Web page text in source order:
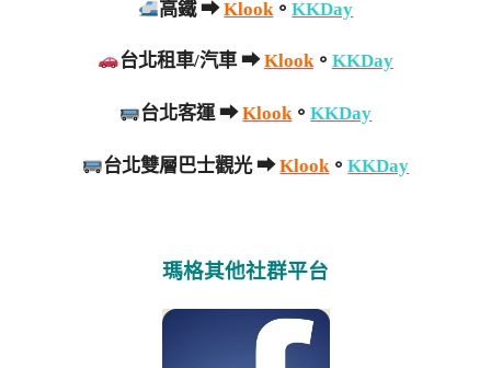
高鐵 ➡Klook 。KKDay
台北租車/汽車 ➡Klook。 KKDay
台北客運 ➡Klook。KKDay
台北雙層巴士觀光 ➡Klook 。KKDay
瑪格其他社群平台